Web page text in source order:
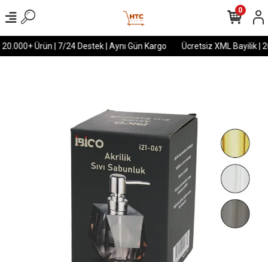
Ürün | 7/24 Destek | Aynı Gün Kargo Ücretsiz XML Bayilik |
0